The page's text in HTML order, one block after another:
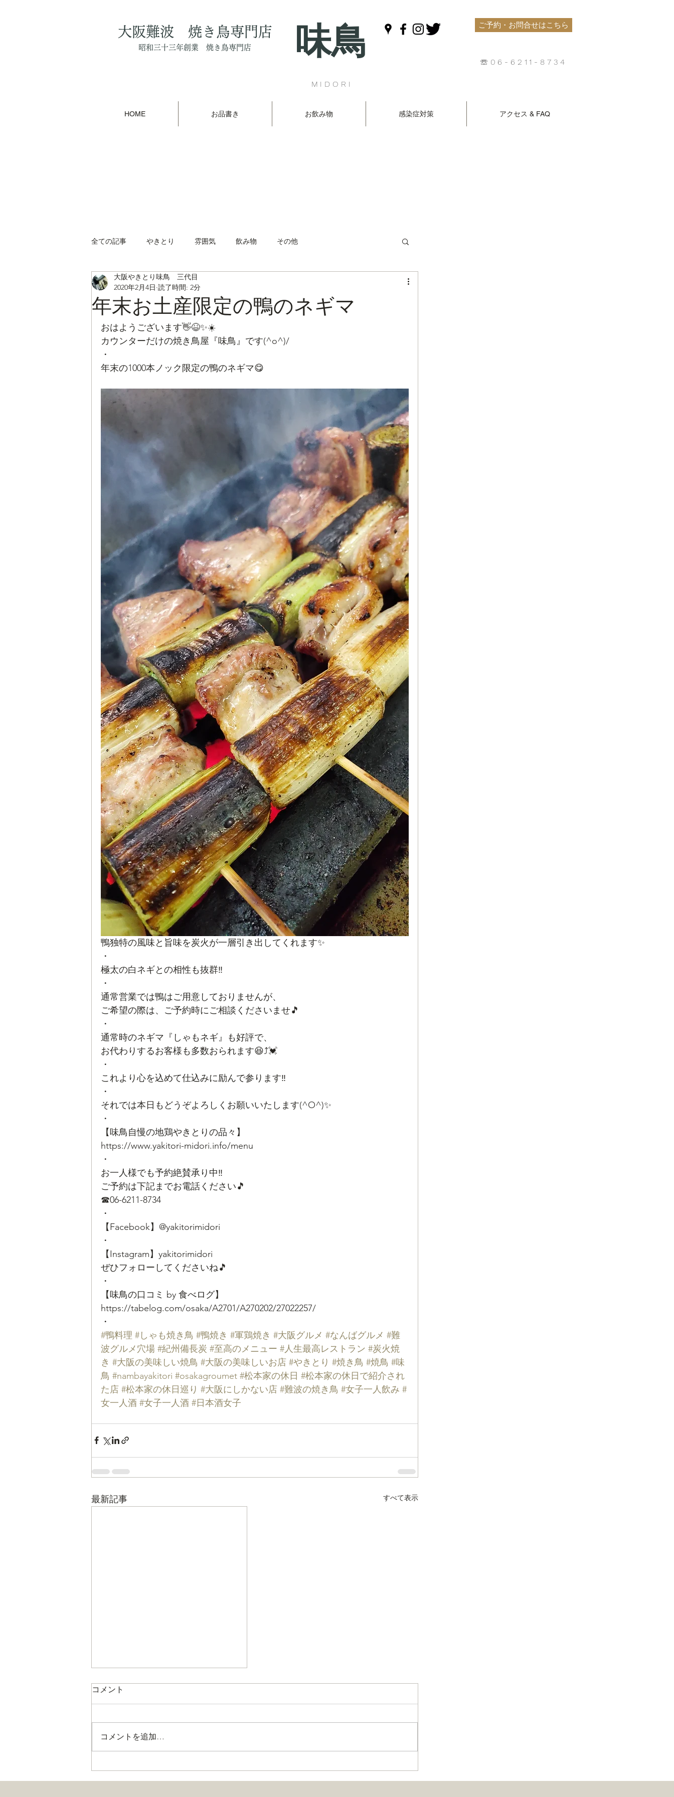
大阪難波 焼き鳥専門店
昭和三十三年創業 焼き鳥専門店 味鳥
MIDORI
ご予約・お問合せはこちら
☏06-6211-8734
全ての記事 やきとり 雰囲気 飲み物 その他
年末お土産限定の鴨のネギマ
大阪やきとり味鳥 三代目
2020年2月4日 読了時間: 2分
おはようございます👋😆✨☀️
カウンターだけの焼き鳥屋『味鳥』です(^o^)/
・
年末の1000本ノック限定の鴨のネギマ😋
鴨独特の風味と旨味を炭火が一層引き出してくれます✨
・
極太の白ネギとの相性も抜群‼️
・
通常営業では鴨はご用意しておりませんが、
ご希望の際は、ご予約時にご相談くださいませ🎵
・
通常時のネギマ『しゃもネギ』も好評で、
お代わりするお客様も多数おられます😆⤴️💓
・
これより心を込めて仕込みに励んで参ります‼️
・
それでは本日もどうぞよろしくお願いいたします(^O^)✨
・
【味鳥自慢の地鶏やきとりの品々】
https://www.yakitori-midori.info/menu
・
お一人様でも予約絶賛承り中‼
ご予約は下記までお電話ください🎵
☎06-6211-8734
・
【Facebook】@yakitorimidori
・
【Instagram】yakitorimidori
ぜひフォローしてくださいね🎵
・
【味鳥の口コミ by 食べログ】
https://tabelog.com/osaka/A2701/A270202/27022257/
・
#鴨料理 #しゃも焼き鳥 #鴨焼き #軍鶏焼き #大阪グルメ #なんばグルメ #難
波グルメ穴場 #紀州備長炭 #至高のメニュー #人生最高レストラン #炭火焼
き #大阪の美味しい焼鳥 #大阪の美味しいお店 #やきとり #焼き鳥 #焼鳥 #味
鳥 #nambayakitori #osakagroumet #松本家の休日 #松本家の休日で紹介され
た店 #松本家の休日巡り #大阪にしかない店 #難波の焼き鳥 #女子一人飲み #
女一人酒 #女子一人酒 #日本酒女子
最新記事 すべて表示
コメント
コメントを追加…
HOME お品書き お飲み物 感染症対策 アクセス & FAQ